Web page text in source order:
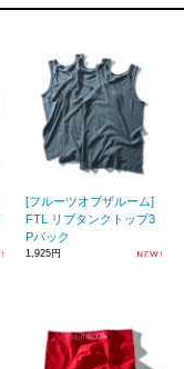
[フルーツオブザルーム]
FTL リブタンクトップ3
Pパック
1,925円